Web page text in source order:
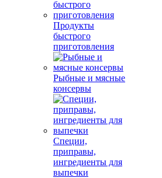
Продукты
быстрого
приготовления
Рыбные и мясные
консервы
Специи,
приправы,
ингредиенты для
выпечки